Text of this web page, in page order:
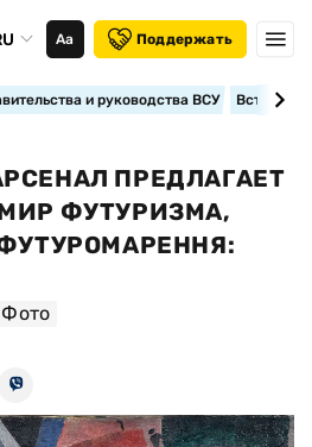
Аа Поддержать
и руководства ВСУ
ПРЕДЛАГАЕТ
ФУТУРИЗМА,
Фото